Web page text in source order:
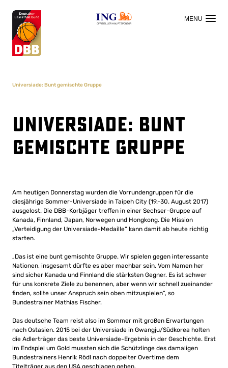
OFFIZIELLER HAUPTSPONSOR
Universiade: Bunt gemischte Gruppe
Universiade: Bunt
gemischte Gruppe
Am heutigen Donnerstag wurden die Vorrundengruppen für die
diesjährige Sommer-Universiade in Taipeh City (19.-30. August 2017)
ausgelost. Die DBB-Korbjäger treffen in einer Sechser-Gruppe auf
Kanada, Finnland, Japan, Norwegen und Hongkong. Die Mission
„Verteidigung der Universiade-Medaille“ kann damit ab heute richtig
starten.
„Das ist eine bunt gemischte Gruppe. Wir spielen gegen interessante
Nationen, insgesamt dürfte es aber machbar sein. Vom Namen her
sind sicher Kanada und Finnland die stärksten Gegner. Es ist schwer
für uns konkrete Ziele zu benennen, aber wenn wir schnell zueinander
finden, sollte unser Anspruch sein oben mitzuspielen“, so
Bundestrainer Mathias Fischer.
Das deutsche Team reist also im Sommer mit großen Erwartungen
nach Ostasien. 2015 bei der Universiade in Gwangju/Südkorea holten
die Adlerträger das beste Universiade-Ergebnis in der Geschichte. Erst
im Endspiel um Gold mussten sich die Schützlinge des damaligen
Bundestrainers Henrik Rödl nach doppelter Overtime dem
Titelträger aus den USA geschlagen geben.